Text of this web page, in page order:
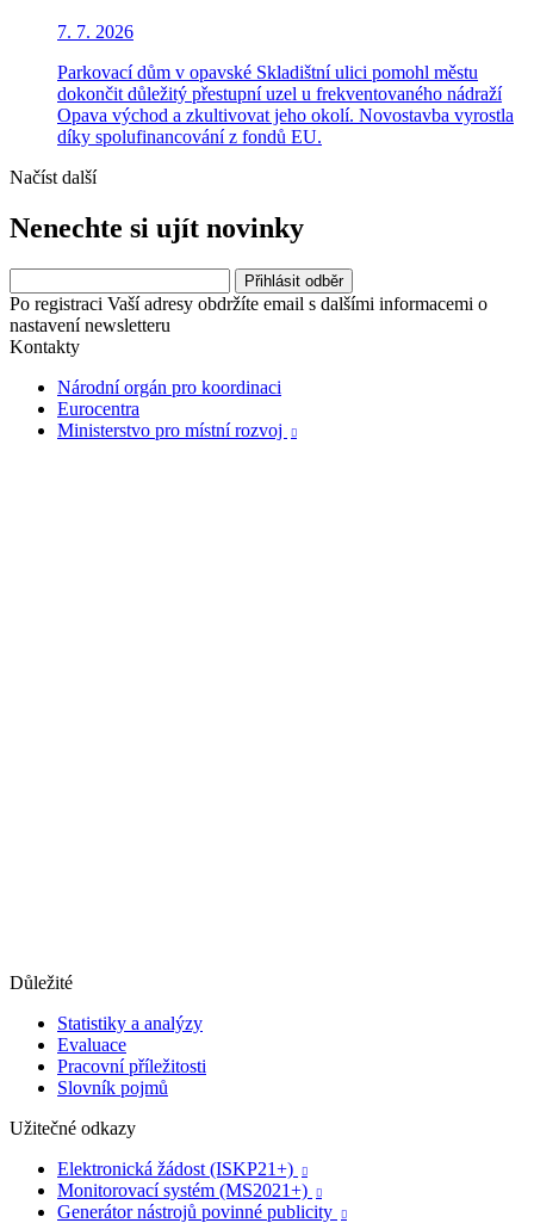
7. 7. 2026
Parkovací dům v opavské Skladištní ulici pomohl městu
dokončit důležitý přestupní uzel u frekventovaného nádraží
Opava východ a zkultivovat jeho okolí. Novostavba vyrostla
díky spolufinancování z fondů EU.
Načíst další
Nenechte si ujít novinky
Po registraci Vaší adresy obdržíte email s dalšími informacemi o
nastavení newsletteru
Kontakty
Národní orgán pro koordinaci
Eurocentra
Ministerstvo pro místní rozvoj

Důležité
Statistiky a analýzy
Evaluace
Pracovní příležitosti
Slovník pojmů
Užitečné odkazy
Elektronická žádost (ISKP21+)

Monitorovací systém (MS2021+) 
Generátor nástrojů povinné publicity 